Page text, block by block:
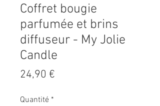
Coffret bougie
parfumée et brins
diffuseur - My Jolie
Candle
24,90 €
Quantité *